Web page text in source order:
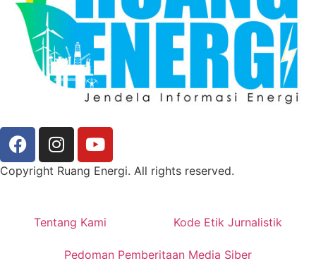
Copyright Ruang Energi. All rights reserved.
Tentang Kami Kode Etik Jurnalistik
Pedoman Pemberitaan Media Siber